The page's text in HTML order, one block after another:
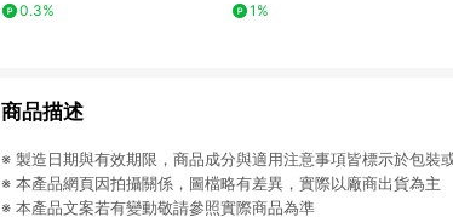
0.3%
1%
商品描述
※ 製造日期與有效期限，商品成分與適用注意事項皆標示於包裝
※ 本產品網頁因拍攝關係，圖檔略有差異，實際以廠商出貨為主
※ 本產品文案若有變動敬請參照實際商品為準